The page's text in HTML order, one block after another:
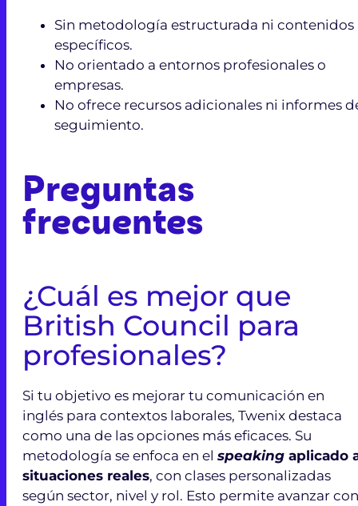
Sin metodología estructurada ni contenidos
específicos.
No orientado a entornos profesionales o
empresas.
No ofrece recursos adicionales ni informes
seguimiento.
Preguntas
frecuentes
¿Cuál es mejor que
British Council para
profesionales?
Si tu objetivo es mejorar tu comunicación en
inglés para contextos laborales, Twenix destaca
como una de las opciones más eficaces. Su
metodología se enfoca en el speaking aplicado
situaciones reales, con clases personalizadas
según sector, nivel y rol. Esto permite avanzar con